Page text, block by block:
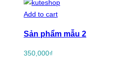
Add to cart
Sản phẩm mẫu 2
350,000₫